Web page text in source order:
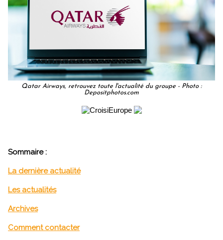
Qatar Airways, retrouvez toute l'actualité du groupe - Photo :
Depositphotos.com
Sommaire :
La dernière actualité
Les actualités
Archives
Comment contacter